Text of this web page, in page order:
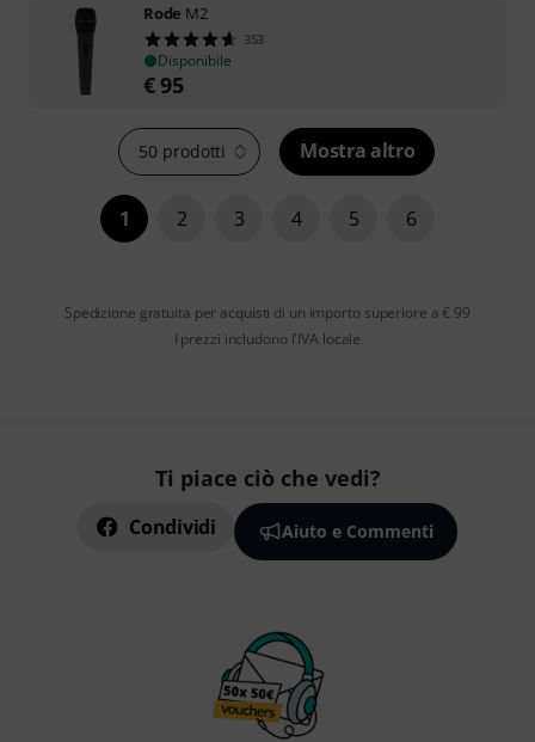
Rode M2
353
Disponibile
€95
50 prodotti Mostra altro
1 2 3 4 5 6
Spedizione gratuita per acquisti di un importo superiore a € 99
I prezzi includono l'IVA locale
Ti piace ciò che vedi?
Condividi Aiuto e Commenti